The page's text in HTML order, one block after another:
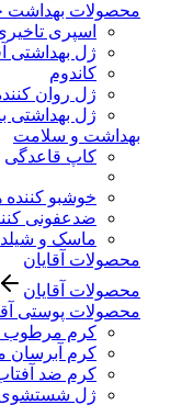
محصولات
اسپری
ژل بهداشتی
کاندوم
ژل روان
ژل بهداشتی
بهداشت و سلامت
کاپ قاعدگی
خوشبو کننده
ضدعفونی
ماسک و شیلد
محصولات آقایان
محصولات آقایان
محصولات پوستی
کرم مرطوب
کرم آبرسان
کرم ضد
ژل شستشوی